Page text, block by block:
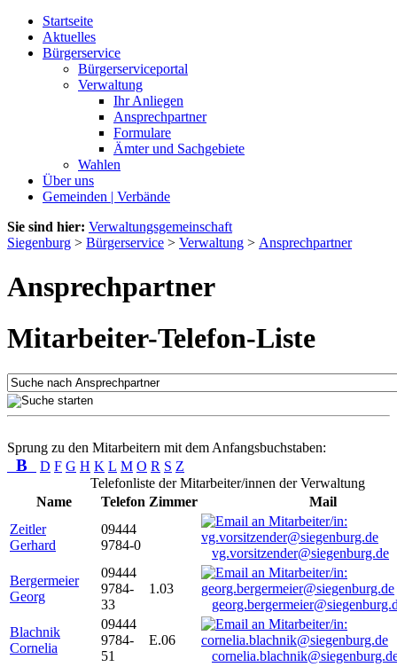
Startseite
Aktuelles
Bürgerservice
Bürgerserviceportal
Verwaltung
Ihr Anliegen
Ansprechpartner
Formulare
Ämter und Sachgebiete
Wahlen
Über uns
Gemeinden | Verbände
Sie sind hier: Verwaltungsgemeinschaft
Siegenburg > Bürgerservice > Verwaltung > Ansprechpartner
Ansprechpartner
Mitarbeiter-Telefon-Liste
Sprung zu den Mitarbeitern mit dem Anfangsbuchstaben:
B D F G H K L M O R S Z
Telefonliste der Mitarbeiter/innen der Verwaltung
Name
Telefon Zimmer
Mail
Zeitler
Gerhard
09444
9784-0
vg.vorsitzender@siegenburg.de
Bergermeier
Georg
09444
9784-
33
1.03
Blachnik
Cornelia
09444
9784-
51
E.06